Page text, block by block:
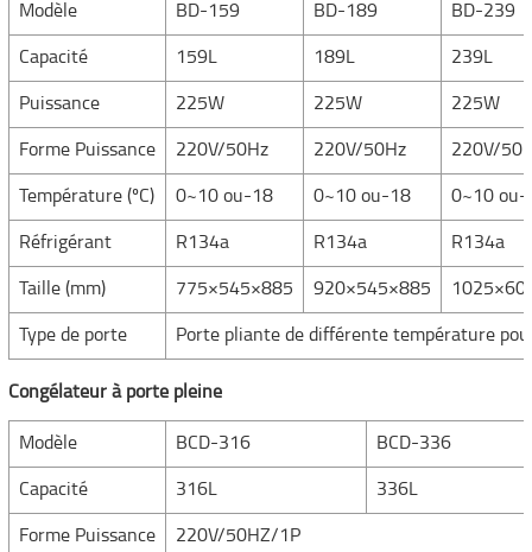
Modèle BD-159 BD-189 BD-239
Capacité 159L 189L 239L
Puissance 225W 225W 225W
Forme Puissance 220V/50Hz 220V/50Hz 220V/
Température (ºC) 0~10 ou-18 0~10 ou-18 0~10 ou-
Réfrigérant R134a R134a R134a
Taille (mm) 775×545×885 920×545×885
Type de porte Porte pliante de différente température
Congélateur à porte pleine
Modèle BCD-316 BCD-336
Capacité 316L 336L
Forme Puissance 220V/50HZ/1P